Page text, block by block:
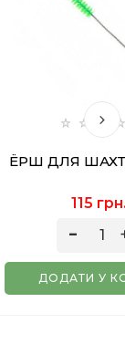
ЁРШ ДЛЯ
115
ДОДАТИ У